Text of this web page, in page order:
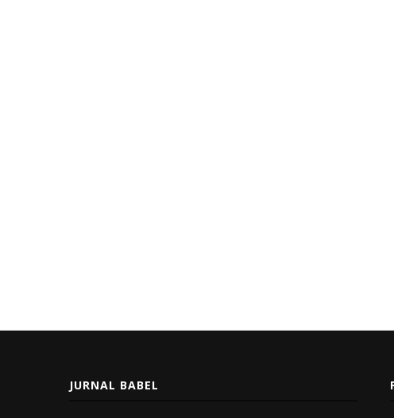
JURNAL BABEL